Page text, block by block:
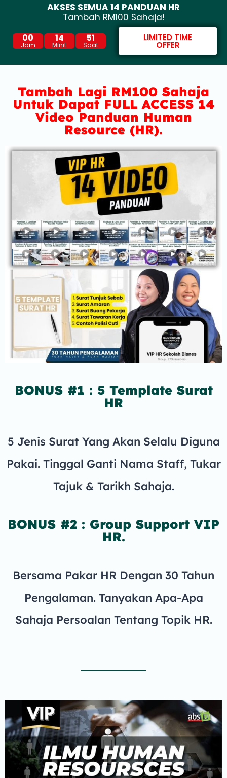
AKSES SEMUA 14 PANDUAN HR
Tambah RM100 Sahaja!
00
Jam
14
Minit
50
Saat
LIMITED TIME
OFFER
Tambah Lagi RM100 Sahaja
Untuk Dapat FULL ACCESS 14
Video Panduan Human
Resource (HR).
BONUS #1 : 5 Template Surat
HR
5 Jenis Surat Yang Akan Selalu Diguna
Pakai. Tinggal Ganti Nama Staff, Tukar
Tajuk & Tarikh Sahaja.
BONUS #2 : Group Support VIP
HR.
Bersama Pakar HR Dengan 30 Tahun
Pengalaman. Tanyakan Apa-Apa
Sahaja Persoalan Tentang Topik HR.